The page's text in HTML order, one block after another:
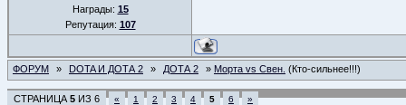
Награды: 15
Репутация: 107
ФОРУМ » DOTA И ДОТА 2 » ДОТА 2 » Морта vs Cвен. (Кто-сильнее!!!)
СТРАНИЦА 5 ИЗ 6 « 1 2 3 4 5 6 »